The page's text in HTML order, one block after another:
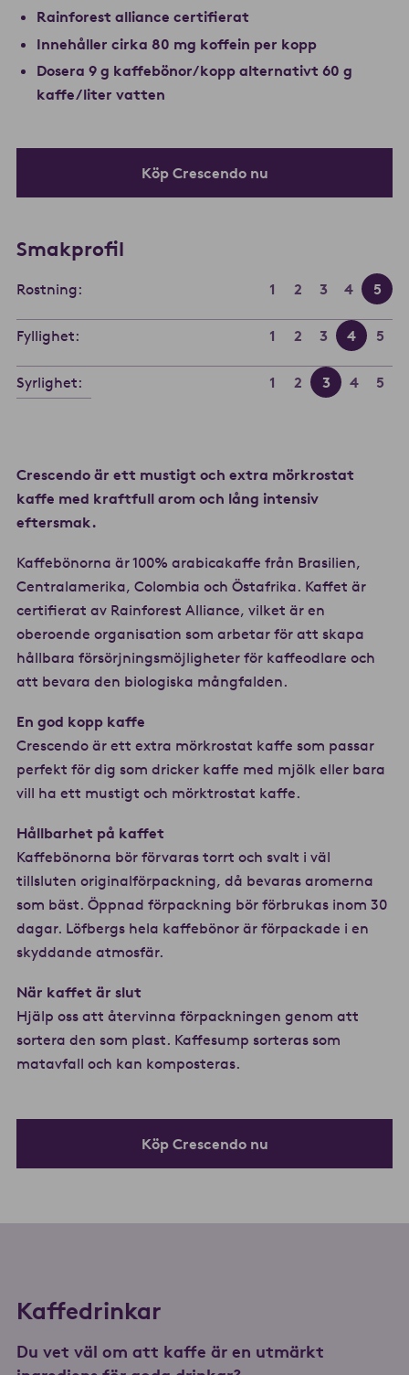
Rainforest alliance certifierat
Innehåller cirka 80 mg koffein per kopp
Dosera 9 g kaffebönor/kopp alternativt 60 g
kaffe/liter vatten
Köp Crescendo nu
Smakprofil
Rostning: 1 2 3 4 5
Fyllighet: 1 2 3 4 5
Syrlighet: 1 2 3 4 5
Crescendo är ett mustigt och extra mörkrostat
kaffe med kraftfull arom och lång intensiv
eftersmak.
Kaffebönorna är 100% arabicakaffe från Brasilien,
Centralamerika, Colombia och Östafrika. Kaffet är
certifierat av Rainforest Alliance, vilket är en
oberoende organisation som arbetar för att skapa
hållbara försörjningsmöjligheter för kaffeodlare och
att bevara den biologiska mångfalden.
En god kopp kaffe
Crescendo är ett extra mörkrostat kaffe som passar
perfekt för dig som dricker kaffe med mjölk eller bara
vill ha ett mustigt och mörktrostat kaffe.
Hållbarhet på kaffet
Kaffebönorna bör förvaras torrt och svalt i väl
tillsluten originalförpackning, då bevaras aromerna
som bäst. Öppnad förpackning bör förbrukas inom 30
dagar. Löfbergs hela kaffebönor är förpackade i en
skyddande atmosfär.
När kaffet är slut
Hjälp oss att återvinna förpackningen genom att
sortera den som plast. Kaffesump sorteras som
matavfall och kan komposteras.
Köp Crescendo nu
Kaffedrinkar
Du vet väl om att kaffe är en utmärkt